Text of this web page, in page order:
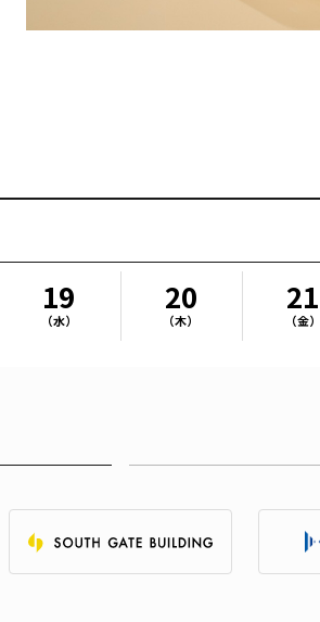
19
（水）
20
（木）
21
（金）